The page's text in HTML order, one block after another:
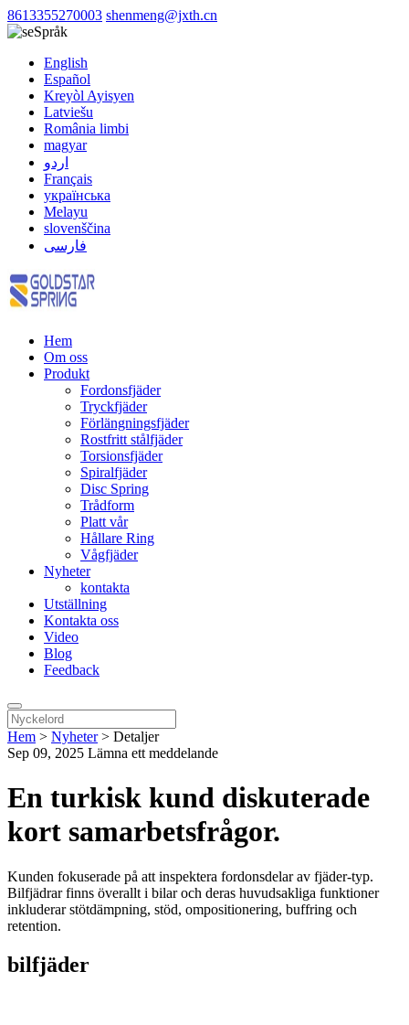
8613355270003 shenmeng@jxth.cn
Språk
English
Español
Kreyòl Ayisyen
Latviešu
România limbi
magyar
اردو
Français
українська
Melayu
slovenščina
فارسی
Hem
Om oss
Produkt
Fordonsfjäder
Tryckfjäder
Förlängningsfjäder
Rostfritt stålfjäder
Torsionsfjäder
Spiralfjäder
Disc Spring
Trådform
Platt vår
Hållare Ring
Vågfjäder
Nyheter
kontakta
Utställning
Kontakta oss
Video
Blog
Feedback
Hem > Nyheter> Detaljer
Sep 09, 2025 Lämna ett meddelande
En turkisk kund diskuterade
kort samarbetsfrågor.
Kunden fokuserade på att inspektera fordonsdelar av fjäder-typ.
Bilfjädrar finns överallt i bilar och deras huvudsakliga funktioner
inkluderar stötdämpning, stöd, ompositionering, buffring och
retention.
bilfjäder